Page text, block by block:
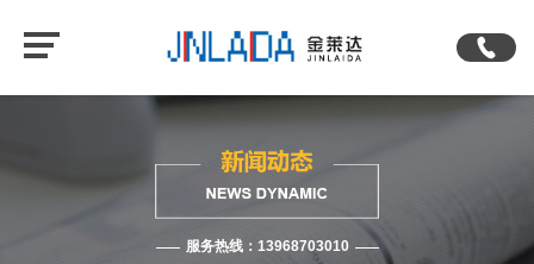
服务热线：13968703010